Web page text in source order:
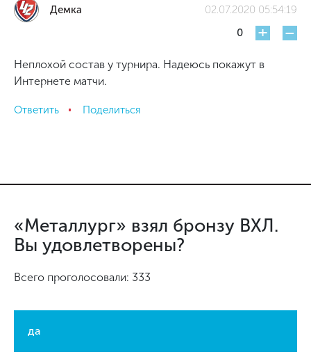
Демка
02.07.2020 05:54:19
0
+ -
Неплохой состав у турнира. Надеюсь покажут в
Интернете матчи.
Ответить Поделиться
«Металлург» взял бронзу ВХЛ.
Вы удовлетворены?
Всего проголосовали: 333
да